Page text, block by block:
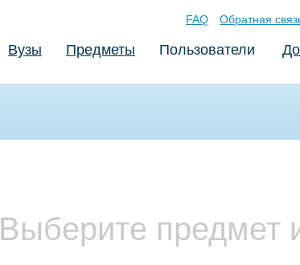
FAQ Обратная
Вузы Предметы Пользователи
Выберите предмет